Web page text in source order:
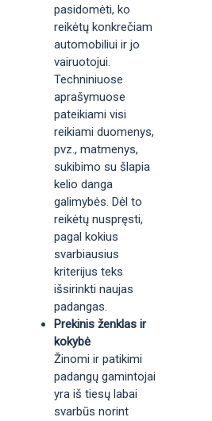
pasidomėti, ko
reikėtų konkrečiam
automobiliui ir jo
vairuotojui.
Techniniuose
aprašymuose
pateikiami visi
reikiami duomenys,
pvz., matmenys,
sukibimo su šlapia
kelio danga
galimybės. Dėl to
reikėtų nuspręsti,
pagal kokius
svarbiausius
kriterijus teks
išsirinkti naujas
padangas.
Prekinis ženklas ir
kokybė
Žinomi ir patikimi
padangų gamintojai
yra iš tiesų labai
svarbūs norint